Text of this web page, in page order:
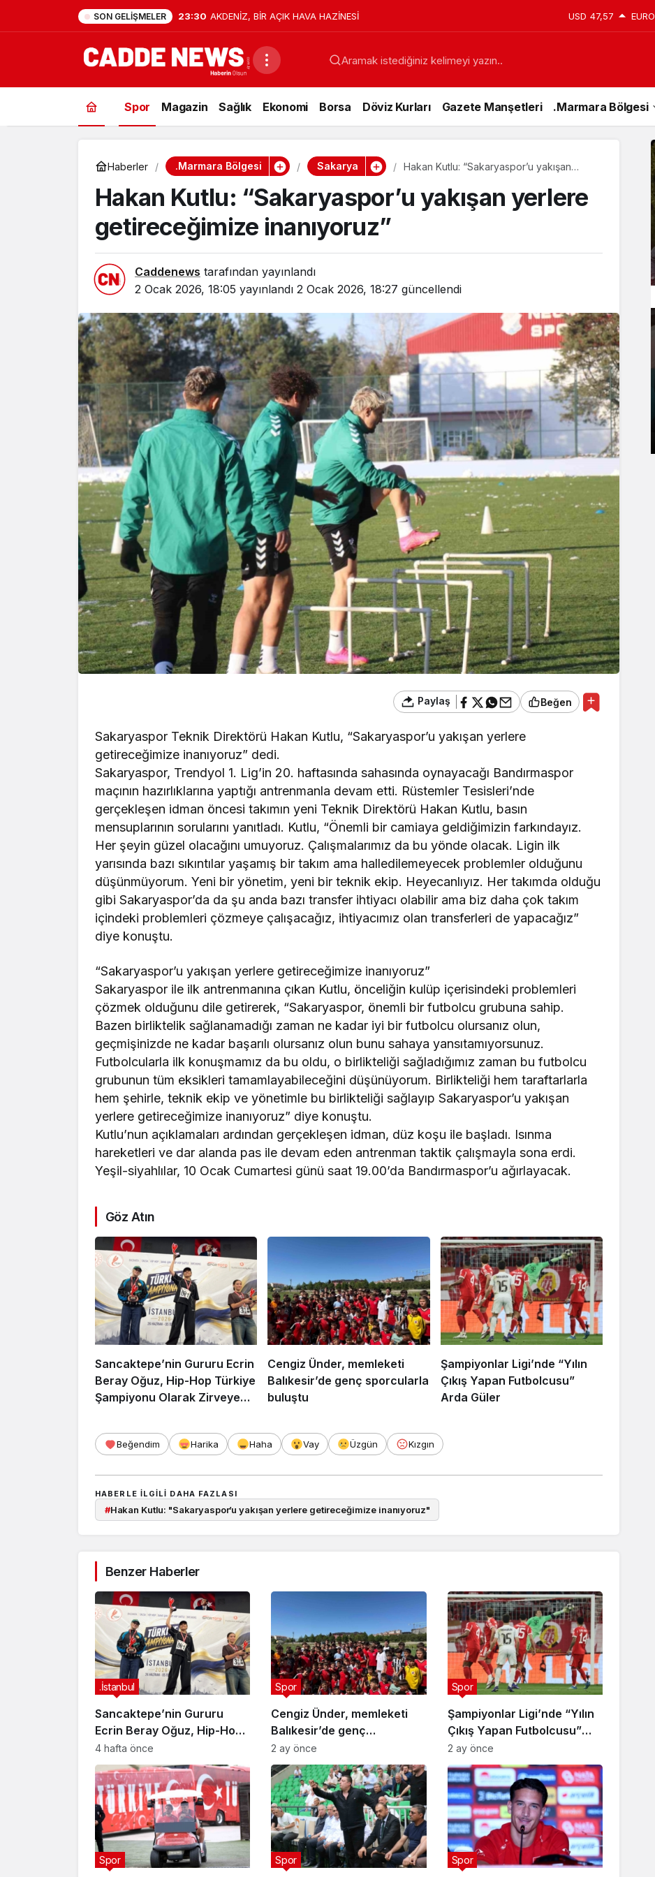
SON GELIŞMELER 23:30 AKDENİZ, BİR AÇIK HAVA HAZİNESİ USD 47,57 EURO
Aramak istediğiniz kelimeyi yazın..
Spor Magazin Sağlık Ekonomi Borsa Döviz Kurları Gazete Manşetleri .Marmara Bölgesi
Haberler .Marmara Bölgesi Sakarya
Hakan Kutlu: “Sakaryaspor’u yakışan
Hakan Kutlu: “Sakaryaspor’u yakışan yerlere
getireceğimize inanıyoruz”
Caddenews tarafından yayınlandı
2 Ocak 2026, 18:05 yayınlandı 2 Ocak 2026, 18:27 güncellendi
Paylaş Beğen
Sakaryaspor Teknik Direktörü Hakan Kutlu, “Sakaryaspor’u yakışan yerlere
getireceğimize inanıyoruz” dedi.
Sakaryaspor, Trendyol 1. Lig’in 20. haftasında sahasında oynayacağı Bandırmaspor
maçının hazırlıklarına yaptığı antrenmanla devam etti. Rüstemler Tesisleri’nde
gerçekleşen idman öncesi takımın yeni Teknik Direktörü Hakan Kutlu, basın
mensuplarının sorularını yanıtladı. Kutlu, “Önemli bir camiaya geldiğimizin farkındayız.
Her şeyin güzel olacağını umuyoruz. Çalışmalarımız da bu yönde olacak. Ligin ilk
yarısında bazı sıkıntılar yaşamış bir takım ama halledilemeyecek problemler olduğunu
düşünmüyorum. Yeni bir yönetim, yeni bir teknik ekip. Heyecanlıyız. Her takımda olduğu
gibi Sakaryaspor’da da şu anda bazı transfer ihtiyacı olabilir ama biz daha çok takım
içindeki problemleri çözmeye çalışacağız, ihtiyacımız olan transferleri de yapacağız”
diye konuştu.
“Sakaryaspor’u yakışan yerlere getireceğimize inanıyoruz”
Sakaryaspor ile ilk antrenmanına çıkan Kutlu, önceliğin kulüp içerisindeki problemleri
çözmek olduğunu dile getirerek, “Sakaryaspor, önemli bir futbolcu grubuna sahip.
Bazen birliktelik sağlanamadığı zaman ne kadar iyi bir futbolcu olursanız olun,
geçmişinizde ne kadar başarılı olursanız olun bunu sahaya yansıtamıyorsunuz.
Futbolcularla ilk konuşmamız da bu oldu, o birlikteliği sağladığımız zaman bu futbolcu
grubunun tüm eksikleri tamamlayabileceğini düşünüyorum. Birlikteliği hem taraftarlarla
hem şehirle, teknik ekip ve yönetimle bu birlikteliği sağlayıp Sakaryaspor’u yakışan
yerlere getireceğimize inanıyoruz” diye konuştu.
Kutlu’nun açıklamaları ardından gerçekleşen idman, düz koşu ile başladı. Isınma
hareketleri ve dar alanda pas ile devam eden antrenman taktik çalışmayla sona erdi.
Yeşil-siyahlılar, 10 Ocak Cumartesi günü saat 19.00’da Bandırmaspor’u ağırlayacak.
Göz Atın
Sancaktepe’nin Gururu Ecrin
Beray Oğuz, Hip-Hop Türkiye
Şampiyonu Olarak Zirveye
Cengiz Ünder, memleketi
Balıkesir’de genç sporcularla
buluştu
Şampiyonlar Ligi’nde “Yılın
Çıkış Yapan Futbolcusu”
Arda Güler
Beğendim Harika Haha Vay Üzgün Kızgın
HABERLE ILGILI DAHA FAZLASI
#Hakan Kutlu: "Sakaryaspor’u yakışan yerlere getireceğimize inanıyoruz"
Benzer Haberler
Sancaktepe’nin Gururu
Ecrin Beray Oğuz, Hip-Hop
Türkiye Şampiyonu Olarak
Zirveye Çıktı
.İstanbul
4 hafta önce
Cengiz Ünder, memleketi
Balıkesir’de genç
sporcularla buluştu
Spor
2 ay önce
Şampiyonlar Ligi’nde “Yılın
Çıkış Yapan Futbolcusu”
Arda Güler
Spor
2 ay önce
Spor Spor Spor
Yazarlar
AKDENİZ, BİR AÇIK
HAVA HAZİNESİ